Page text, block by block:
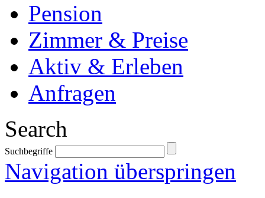
Pension
Zimmer & Preise
Aktiv & Erleben
Anfragen
Search
Suchbegriffe
Navigation überspringen